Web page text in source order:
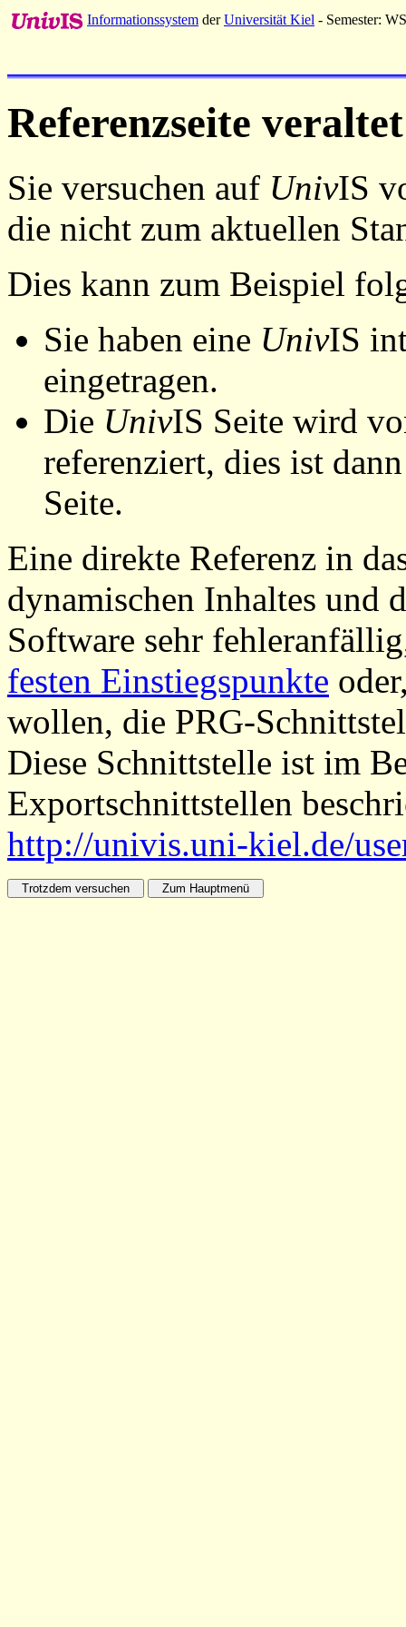
Informationssystem derUniversität Kiel - Semester:
Referenzseite veraltet
Sie versuchen auf UnivIS
die nicht zum aktuellen
Dies kann zum Beispiel
Sie haben eine UnivIS
eingetragen.
Die UnivIS Seite wird
referenziert, dies ist
Seite.
Eine direkte Referenz in
dynamischen Inhaltes und
Software sehr
festen Einstiegspunkte
wollen, die PRG-
Diese Schnittstelle ist im
Exportschnittstellen
http://univis.uni-kiel.de/